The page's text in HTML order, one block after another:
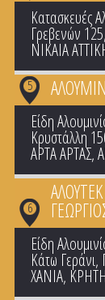
Κατασκευές
Γρεβενών
ΝΙΚΑΙΑ
5
Είδη
Κρυστάλλη
ΑΡΤΑ ΑΡΤΑΣ,
6
Είδη
Κάτω Γεράνι,
ΧΑΝΙΑ, ΚΡΗΤΗ